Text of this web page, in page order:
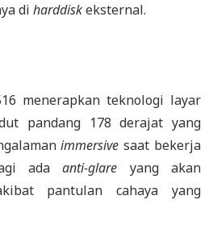
di harddiskeksternal.
menerapkan teknologi layar
pandang 178 derajat yang
immersive saat bekerja
adaanti-glare yang akan
pantulan cahaya yang